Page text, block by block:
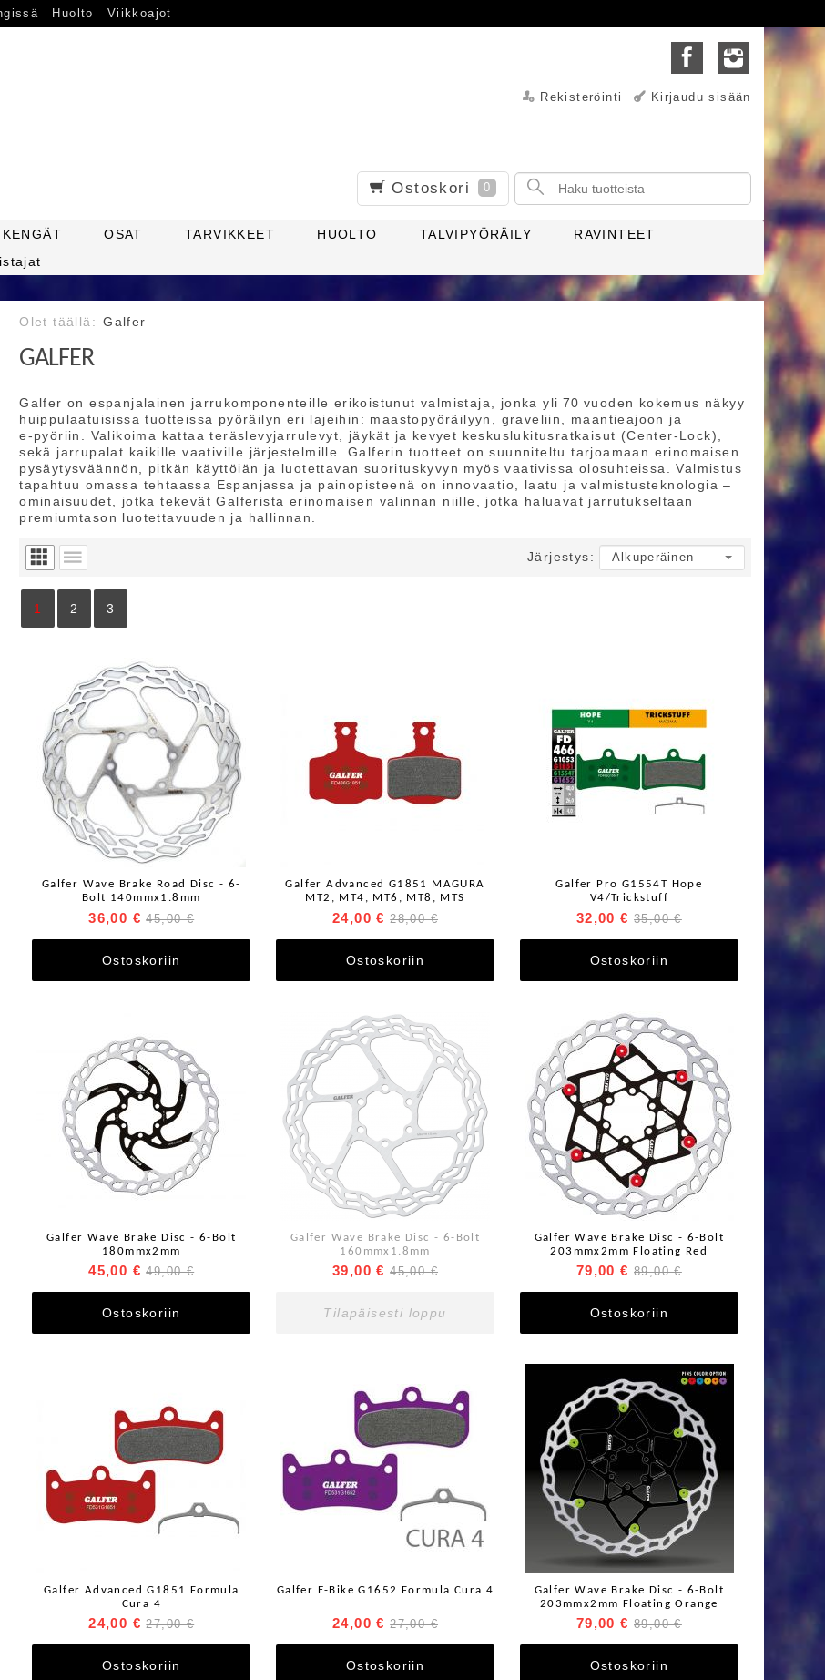
Huolto Viikkoajot
Rekisteröinti Kirjaudu sisään
Ostoskori 0
OSAT TARVIKKEET HUOLTO TALVIPYÖRÄILY
RAVINTEET
Galfer
GALFER
Galfer on espanjalainen jarrukomponenteille erikoistunut valmistaja, jonka yli 70 vuoden kokemus näkyy
huippulaatuisissa tuotteissa pyöräilyn eri lajeihin: maastopyöräilyyn, graveliin, maantieajoon ja
e‑pyöriin. Valikoima kattaa teräslevyjarrulevyt, jäykät ja kevyet keskuslukitusratkaisut (Center‑Lock),
sekä jarrupalat kaikille vaativille järjestelmille. Galferin tuotteet on suunniteltu tarjoamaan erinomaisen
pysäytysväännön, pitkän käyttöiän ja luotettavan suorituskyvyn myös vaativissa olosuhteissa. Valmistus
tapahtuu omassa tehtaassa Espanjassa ja painopisteenä on innovaatio, laatu ja valmistusteknologia –
ominaisuudet, jotka tekevät Galferista erinomaisen valinnan niille, jotka haluavat jarrutukseltaan
premium­tason luotettavuuden ja hallinnan.
Järjestys:
1 2 3
Galfer Wave Brake Road Disc - 6-
Bolt 140mmx1.8mm
36,00 € 45,00 €
Ostoskoriin
Galfer Advanced G1851 MAGURA
MT2, MT4, MT6, MT8, MTS
24,00 € 28,00 €
Ostoskoriin
Galfer Pro G1554T Hope
V4/Trickstuff
32,00 € 35,00 €
Ostoskoriin
Galfer Wave Brake Disc - 6-Bolt
180mmx2mm
45,00 € 49,00 €
Ostoskoriin
Galfer Wave Brake Disc - 6-Bolt
160mmx1.8mm
39,00 € 45,00 €
Tilapäisesti loppu
Galfer Wave Brake Disc - 6-Bolt
203mmx2mm Floating Red
79,00 € 89,00 €
Ostoskoriin
Galfer Advanced G1851 Formula
Cura 4
24,00 € 27,00 €
Ostoskoriin
Galfer E-Bike G1652 Formula Cura 4
24,00 € 27,00 €
Ostoskoriin
Galfer Wave Brake Disc - 6-Bolt
203mmx2mm Floating Orange
79,00 € 89,00 €
Ostoskoriin